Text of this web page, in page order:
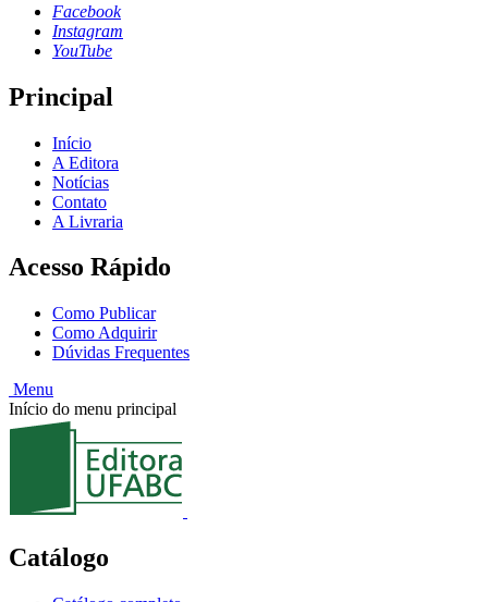
Facebook
Instagram
YouTube
Principal
Início
A Editora
Notícias
Contato
A Livraria
Acesso Rápido
Como Publicar
Como Adquirir
Dúvidas Frequentes
Menu
Início do menu principal
Catálogo